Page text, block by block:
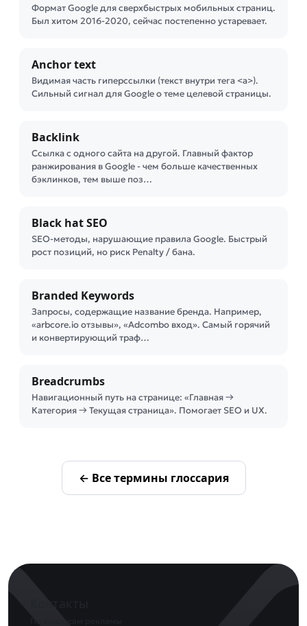
Формат Google для сверхбыстрых мобильных страниц.
Был хитом 2016-2020, сейчас постепенно устаревает.
Anchor text
Видимая часть гиперссылки (текст внутри тега <a>).
Сильный сигнал для Google о теме целевой страницы.
Backlink
Ссылка с одного сайта на другой. Главный фактор
ранжирования в Google - чем больше качественных
бэклинков, тем выше поз…
Black hat SEO
SEO-методы, нарушающие правила Google. Быстрый
рост позиций, но риск Penalty / банa.
Branded Keywords
Запросы, содержащие название бренда. Например,
«arbcore.io отзывы», «Adcombo вход». Самый горячий
и конвертирующий траф…
Breadcrumbs
Навигационный путь на странице: «Главная →
Категория → Текущая страница». Помогает SEO и UX.
← Все термины глоссария